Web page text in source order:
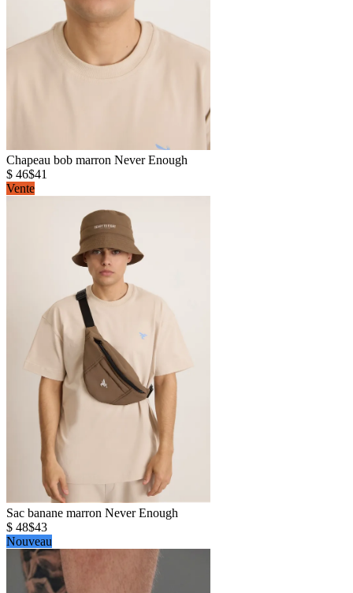
Chapeau bob marron Never Enough
$ 46$41
Vente
Sac banane marron Never Enough
$ 48$43
Nouveau